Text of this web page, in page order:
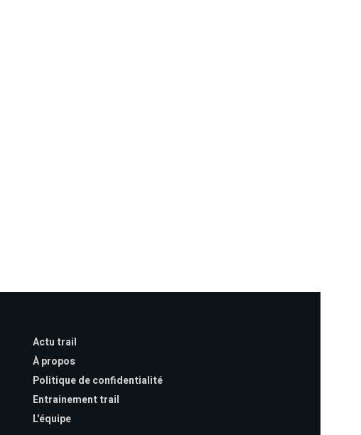
Actu trail
À propos
Politique de confidentialité
Entrainement trail
L'équipe